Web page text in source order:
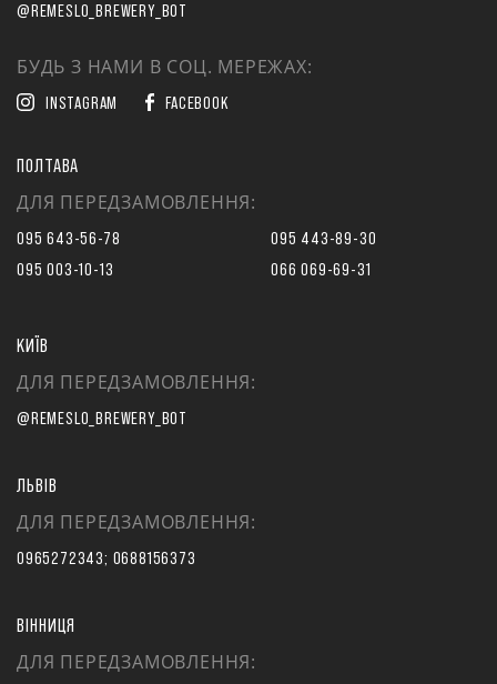
@REMESLO_BREWERY_BOT
БУДЬ З НАМИ В СОЦ. МЕРЕЖАХ:
INSTAGRAM FACEBOOK
ПОЛТАВА
ДЛЯ ПЕРЕДЗАМОВЛЕННЯ:
095 643-56-78
095 003-10-13
095 443-89-30
066 069-69-31
КИЇВ
ДЛЯ ПЕРЕДЗАМОВЛЕННЯ:
@REMESLO_BREWERY_BOT
ЛЬВІВ
ДЛЯ ПЕРЕДЗАМОВЛЕННЯ:
0965272343; 0688156373
ВІННИЦЯ
ДЛЯ ПЕРЕДЗАМОВЛЕННЯ: